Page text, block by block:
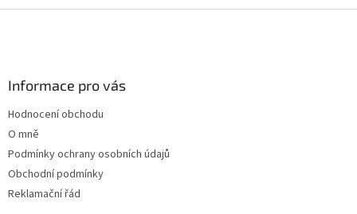
Informace pro vás
Hodnocení obchodu
O mně
Podmínky ochrany osobních údajů
Obchodní podmínky
Reklamační řád